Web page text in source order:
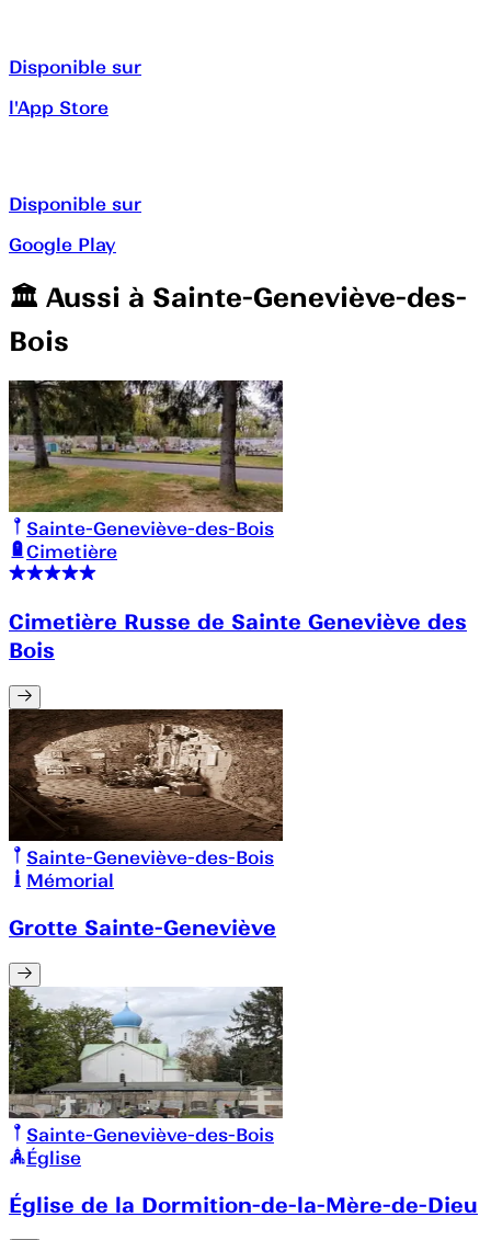
Disponible sur
l'App Store
Disponible sur
Google Play
🏛️️ Aussi à Sainte-Geneviève-des-
Bois
Sainte-Geneviève-des-Bois
Cimetière
Cimetière Russe de Sainte Geneviève des
Bois
Sainte-Geneviève-des-Bois
Mémorial
Grotte Sainte-Geneviève
Sainte-Geneviève-des-Bois
Église
Église de la Dormition-de-la-Mère-de-Dieu